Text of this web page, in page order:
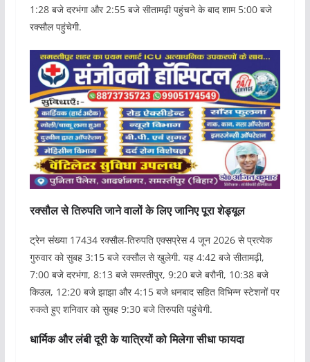
1:28 बजे दरभंगा और 2:55 बजे सीतामढ़ी पहुंचने के बाद शाम 5:00 बजे
रक्सौल पहुंचेगी.
रक्सौल से तिरुपति जाने वालों के लिए जानिए पूरा शेड्यूल
ट्रेन संख्या 17434 रक्सौल-तिरुपति एक्सप्रेस 4 जून 2026 से प्रत्येक
गुरुवार को सुबह 3:15 बजे रक्सौल से खुलेगी. यह 4:42 बजे सीतामढ़ी,
7:00 बजे दरभंगा, 8:13 बजे समस्तीपुर, 9:20 बजे बरौनी, 10:38 बजे
किउल, 12:20 बजे झाझा और 4:15 बजे धनबाद सहित विभिन्न स्टेशनों पर
रुकते हुए शनिवार को सुबह 9:30 बजे तिरुपति पहुंचेगी.
धार्मिक और लंबी दूरी के यात्रियों को मिलेगा सीधा फायदा